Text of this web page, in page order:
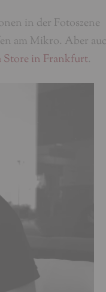
in der Fotoszene
am Mikro. Aber
Store in Frankfurt.